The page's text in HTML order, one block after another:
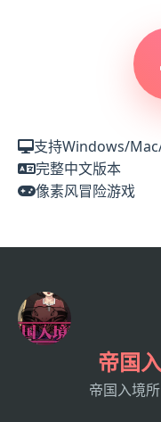
支持Windows/
完整中文版本
像素风冒险游戏
帝国
帝国入境